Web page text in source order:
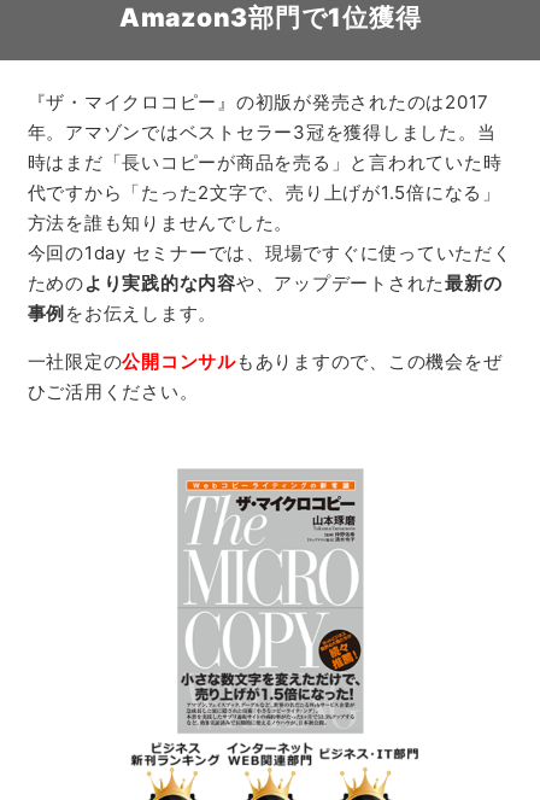
Amazon3部門で1位獲得
『ザ・マイクロコピー』の初版が発売されたのは2017
年。アマゾンではベストセラー3冠を獲得しました。当
時はまだ「長いコピーが商品を売る」と言われていた時
代ですから「たった2文字で、売り上げが1.5倍になる」
方法を誰も知りませんでした。
今回の1day セミナーでは、現場ですぐに使っていただく
ためのより実践的な内容や、アップデートされた最新の
事例をお伝えします。
一社限定の公開コンサルもありますので、この機会をぜ
ひご活用ください。